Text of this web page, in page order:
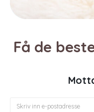
Få de